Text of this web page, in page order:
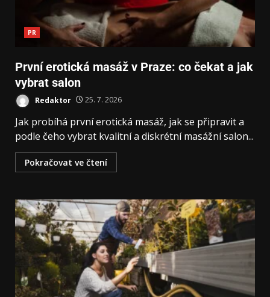
PR
První erotická masáž v Praze: co čekat a jak
vybrat salon
Redaktor 25. 7. 2026
Jak probíhá první erotická masáž, jak se připravit a
podle čeho vybrat kvalitní a diskrétní masážní salon...
Pokračovat ve čtení